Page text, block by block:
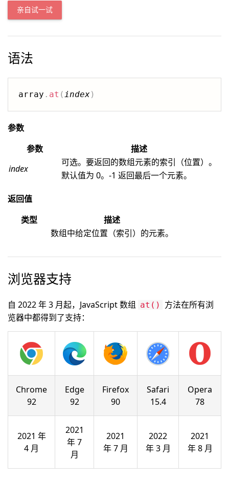
亲自试一试
语法
array . at (index)
参数
参数
描述
index
可选。要返回的数组元素的索引（位置）。
默认值为 0。-1 返回最后一个元素。
返回值
类型
描述
数组中给定位置（索引）的元素。
浏览器支持
自 2022 年 3 月起，JavaScript 数组 at()
方法在所有浏
览器中都得到了支持：
Chrome
92
Edge
92
Firefox
90
Safari
15.4
Opera
78
2021 年
4 月
2021
年 7
月
2021
年 7 月
2022
年 3 月
2021
年 8 月